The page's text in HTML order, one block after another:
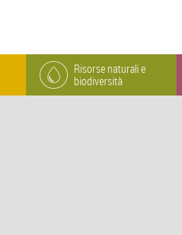
Risorse naturali e
biodiversità